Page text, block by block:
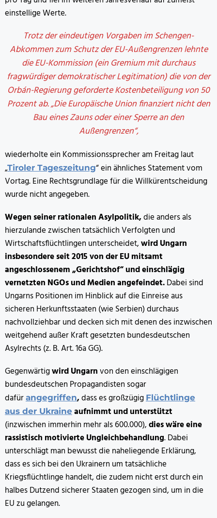
einstellige Werte.
Trotz der eindeutigen Vorgaben im Schengen-
Abkommen zum Schutz der EU-Außengrenzen lehnte
die EU-Kommission (ein Gremium mit durchaus
fragwürdiger demokratischer Legitimation) die von der
Orbán-Regierung geforderte Kostenbeteiligung von 50
Prozent ab. „Die Europäische Union finanziert nicht den
Bau eines Zauns oder einer Sperre an den
Außengrenzen“,
wiederholte ein Kommissionssprecher am Freitag laut
„Tiroler Tageszeitung“ ein ähnliches Statement vom
Vortag. Eine Rechtsgrundlage für die Willkürentscheidung
wurde nicht angegeben.
Wegen seiner rationalen Asylpolitik,die anders als
hierzulandezwischen tatsächlich Verfolgten und
Wirtschaftsflüchtlingen unterscheidet,wird Ungarn
insbesondere seit 2015 von der EU mitsamt
angeschlossenem „Gerichtshof“ und einschlägig
vernetzten NGOs und Medien angefeindet.Dabei sind
Ungarns Positionen im Hinblick auf die Einreise aus
sicheren Herkunftsstaaten (wie Serbien) durchaus
nachvollziehbar und decken sich mit denen des inzwischen
weitgehend außer Kraft gesetzten bundesdeutschen
Asylrechts (z. B. Art. 16a GG).
Gegenwärtigwird Ungarnvon den einschlägigen
bundesdeutschen Propagandisten sogar
dafür angegriffen,dass es großzügig Flüchtlinge
aus der Ukraine aufnimmt und unterstützt
(inzwischen immerhin mehr als 600.000),dies wäre eine
rassistisch motivierte Ungleichbehandlung. Dabei
unterschlägt man bewusst die naheliegende Erklärung,
dass es sich bei den Ukrainern um tatsächliche
Kriegsflüchtlinge handelt, die zudem nicht erst durch ein
halbes Dutzend sicherer Staaten gezogen sind, um in die
EU zu gelangen.